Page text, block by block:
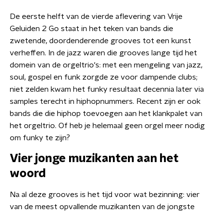
De eerste helft van de vierde aflevering van Vrije
Geluiden 2 Go staat in het teken van bands die
zwetende, doordenderende grooves tot een kunst
verheffen. In de jazz waren die grooves lange tijd het
domein van de orgeltrio's: met een mengeling van jazz,
soul, gospel en funk zorgde ze voor dampende clubs;
niet zelden kwam het funky resultaat decennia later via
samples terecht in hiphopnummers. Recent zijn er ook
bands die die hiphop toevoegen aan het klankpalet van
het orgeltrio. Of heb je helemaal geen orgel meer nodig
om funky te zijn?
Vier jonge muzikanten aan het
woord
Na al deze grooves is het tijd voor wat bezinning: vier
van de meest opvallende muzikanten van de jongste